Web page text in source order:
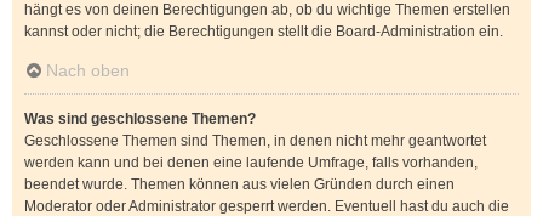
hängt es von deinen Berechtigungen ab, ob du wichtige Themen erstellen
kannst oder nicht; die Berechtigungen stellt die Board-Administration ein.
Nach oben
Was sind geschlossene Themen?
Geschlossene Themen sind Themen, in denen nicht mehr geantwortet
werden kann und bei denen eine laufende Umfrage, falls vorhanden,
beendet wurde. Themen können aus vielen Gründen durch einen
Moderator oder Administrator gesperrt werden. Eventuell hast du auch die